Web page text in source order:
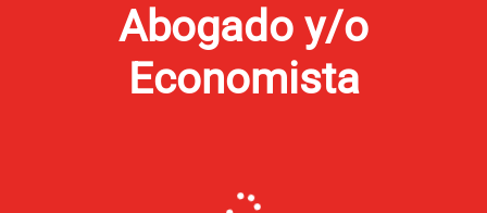
Abogado y/o
Economista